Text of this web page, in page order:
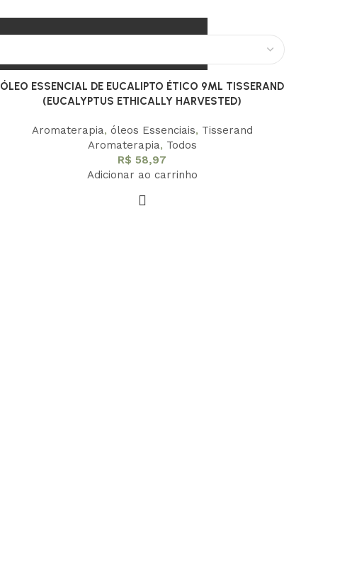
ÓLEO ESSENCIAL DE EUCALIPTO ÉTICO 9ML TISSERAND
(EUCALYPTUS ETHICALLY HARVESTED)
Aromaterapia, óleos Essenciais, Tisserand
Aromaterapia, Todos
R$ 58,97
Adicionar ao carrinho